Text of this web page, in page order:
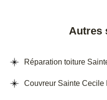
Autres
Réparation toiture
Couvreur Sainte Cecile